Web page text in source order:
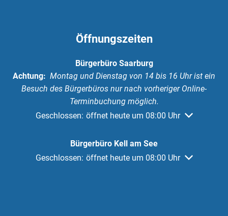
Öffnungszeiten
Bürgerbüro Saarburg
Achtung: Montag und Dienstag von 14 bis 16 Uhr ist ein
Besuch des Bürgerbüros nur nach vorheriger Online-
Terminbuchung möglich.
Klicken, um weitere Öffnungs- oder Schließzeiten
Geschlossen: öffnet heute um 08:00 Uhr
Bürgerbüro Kell am See
Klicken, um weitere Öffnungs- oder Schließzeiten
Geschlossen: öffnet heute um 08:00 Uhr